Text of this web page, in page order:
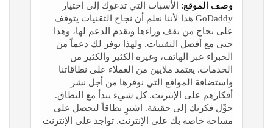
وصف الموقع: الأسباب التي تدعوك إلى اختيار
GoDaddy هذا لأننا نعلم أن نجاح التقنيات يتوقف
على نجاح من يقف وراءها ويقدم الدعم لها، وهذا
حتى مع أفضل التقنيات. ولهذا نوفر لك دعماً من
الخبراء عبر الهاتف، وغيره الكثير والكثير من
الخدمات. يعتمد ملايين من العملاء على نطاقاتنا
واستضافة المواقع التي نوفرها من أجل نشر
أفكارهم على الإنترنت. كل شيء يبدأ مع النطاق.
حوِّل فكرتك إلى حقيقة. اشترِ نطاقاً لتحصل على
مساحة خاصة بك على الإنترنت. تواجد على الإنترنت